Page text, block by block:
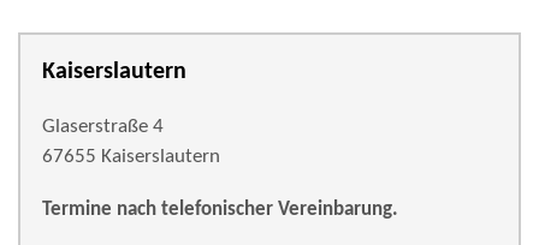
Kaiserslautern
Glaserstraße 4
67655 Kaiserslautern
Termine nach telefonischer Vereinbarung.